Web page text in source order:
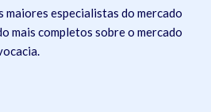
maiores especialistas do mercado
mais completos sobre o mercado